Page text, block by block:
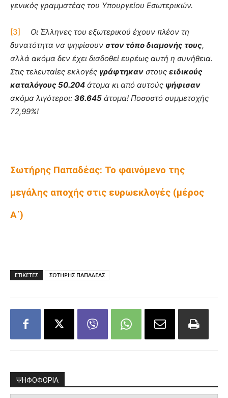
γενικός γραμματέας του Υπουργείου Εσωτερικών.
[3]
Οι Έλληνες του εξωτερικού έχουν πλέον τη
δυνατότητα να ψηφίσουν στον τόπο διαμονής τους,
αλλά ακόμα δεν έχει διαδοθεί ευρέως αυτή η συνήθεια.
Στις τελευταίες εκλογές γράφτηκαν στους ειδικούς
καταλόγους 50.204 άτομα κι από αυτούς ψήφισαν
ακόμα λιγότεροι: 36.645 άτομα! Ποσοστό συμμετοχής
72,99%!
Σωτήρης Παπαδέας: Το φαινόμενο της
μεγάλης αποχής στις ευρωεκλογές (μέρος
Α΄)
ΕΤΙΚΕΤΕΣ ΣΩΤΗΡΗΣ ΠΑΠΑΔΕΑΣ
ΨΗΦΟΦΟΡΙΑ